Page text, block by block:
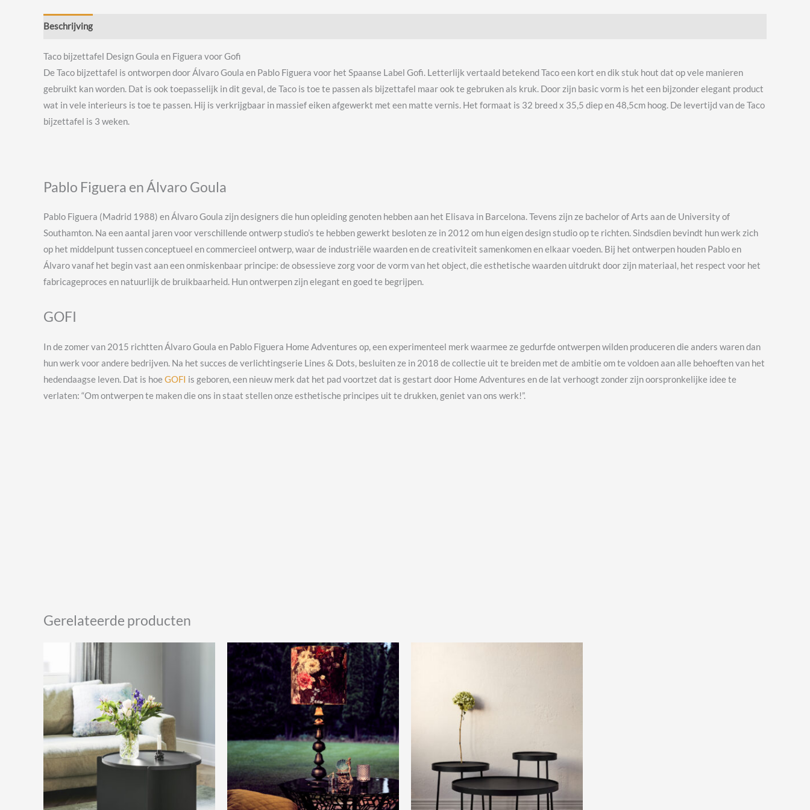
Beschrijving
Taco bijzettafel Design Goula en Figuera voor Gofi
De Taco bijzettafel is ontworpen door Álvaro Goula en Pablo Figuera voor het Spaanse Label Gofi. Letterlijk vertaald betekend Taco een kort en dik stuk hout dat op vele manieren
gebruikt kan worden. Dat is ook toepasselijk in dit geval, de Taco is toe te passen als bijzettafel maar ook te gebruken als kruk. Door zijn basic vorm is het een bijzonder elegant product
wat in vele interieurs is toe te passen. Hij is verkrijgbaar in massief eiken afgewerkt met een matte vernis. Het formaat is 32 breed x 35,5 diep en 48,5cm hoog. De levertijd van de Taco
bijzettafel is 3 weken.
Pablo Figuera en Álvaro Goula
Pablo Figuera (Madrid 1988) en Álvaro Goula zijn designers die hun opleiding genoten hebben aan het Elisava in Barcelona. Tevens zijn ze bachelor of Arts aan de University of
Southamton. Na een aantal jaren voor verschillende ontwerp studio’s te hebben gewerkt besloten ze in 2012 om hun eigen design studio op te richten.Sindsdien bevindt hun werk zich
op het middelpunt tussen conceptueel en commercieel ontwerp, waar de industriële waarden en de creativiteit samenkomen en elkaar voeden. Bij het ontwerpen houden Pablo en
Álvaro vanaf het begin vast aan een onmiskenbaar principe: de obsessieve zorg voor de vorm van het object, die esthetische waarden uitdrukt door zijn materiaal, het respect voor het
fabricageproces en natuurlijk de bruikbaarheid. Hun ontwerpen zijn elegant en goed te begrijpen.
GOFI
Inde zomer van 2015 richtten Álvaro Goula en Pablo Figuera Home Adventures op, een experimenteel merk waarmee ze gedurfde ontwerpen wilden produceren die anders waren dan
hun werk voor andere bedrijven. Na het succes de verlichtingserie Lines & Dots, besluiten ze in 2018 de collectie uit te breiden met de ambitie om te voldoen aan alle behoeften van het
hedendaagse leven. Dat is hoeGOFI is geboren, een nieuw merk dat het pad voortzet dat is gestart door Home Adventures en de lat verhoogt zonder zijn oorspronkelijke idee te
verlaten: “Om ontwerpen te maken die ons in staat stellen onze esthetische principes uit te drukken, geniet van ons werk!”.
Gerelateerde producten